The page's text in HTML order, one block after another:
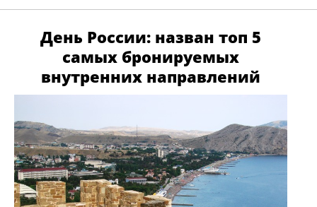
День России: назван топ 5
самых бронируемых
внутренних направлений